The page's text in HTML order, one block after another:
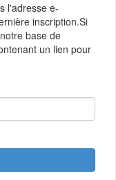
l'adresse e-
inscription.Si
base de
un lien pour